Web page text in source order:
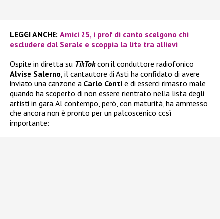
LEGGI ANCHE: Amici 25, i prof di canto scelgono chi
escludere dal Serale e scoppia la lite tra allievi
Ospite in diretta su TikTokcon il conduttore radiofonico
Alvise Salerno, il cantautore di Asti ha confidato di avere
inviato una canzone a Carlo Conti e di esserci rimasto male
quando ha scoperto di non essere rientrato nella lista degli
artisti in gara. Al contempo, però, con maturità, ha ammesso
che ancora non è pronto per un palcoscenico così
importante: